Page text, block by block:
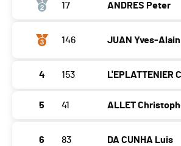
17 ANDRES Peter
146 JUAN Yves-Alain
4 153 L'EPLATTENIER
5 41 ALLET
6 83 DA CUNHA Luis